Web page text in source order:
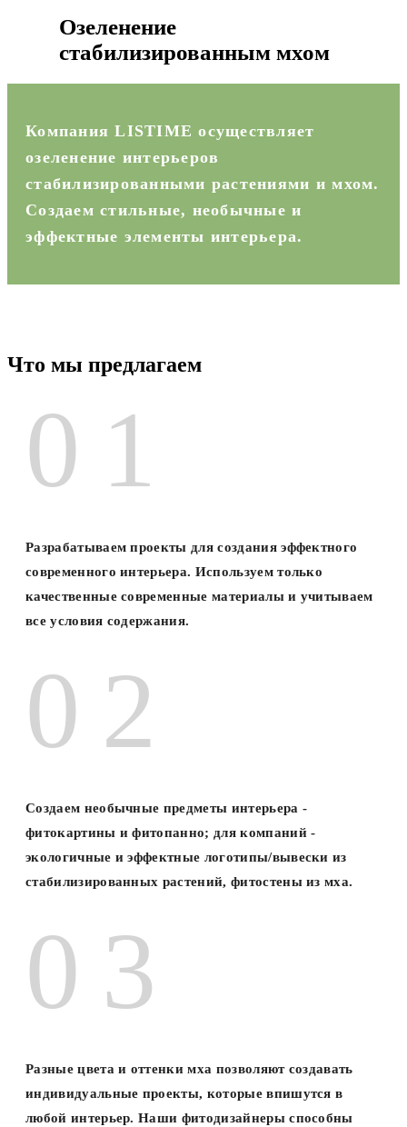
Озеленение
стабилизированным мхом
Компания LISTIME осуществляет
озеленение интерьеров
стабилизированными растениями и мхом.
Создаем стильные, необычные и
эффектные элементы интерьера.
Что мы предлагаем
Разрабатываем проекты для создания эффектного
современного интерьера. Используем только
качественные современные материалы и учитываем
все условия содержания.
Создаем необычные предметы интерьера -
фитокартины и фитопанно; для компаний -
экологичные и эффектные логотипы/вывески из
стабилизированных растений, фитостены из мха.
Разные цвета и оттенки мха позволяют создавать
индивидуальные проекты, которые впишутся в
любой интерьер. Наши фитодизайнеры способны